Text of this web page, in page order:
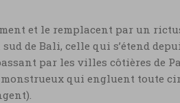
et le remplacent par un
de Bali, celle qui s’étend
par les villes côtières de
monstrueux qui engluent toute